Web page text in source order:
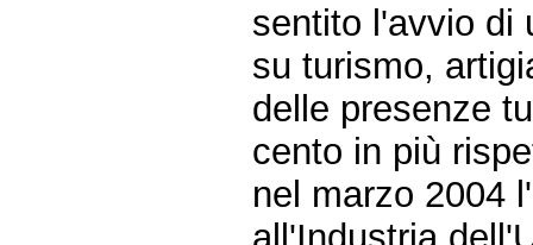
sentito l'avvio di
su turismo,
delle presenze
cento in più
nel marzo 2004